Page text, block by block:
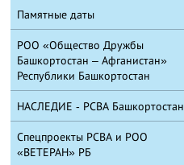
Памятные даты
РОО «Общество Дружбы
Башкортостан – Афганистан»
Республики Башкортостан
НАСЛЕДИЕ - РСВА Башкортостан
Спецпроекты РСВА и РОО
«ВЕТЕРАН» РБ